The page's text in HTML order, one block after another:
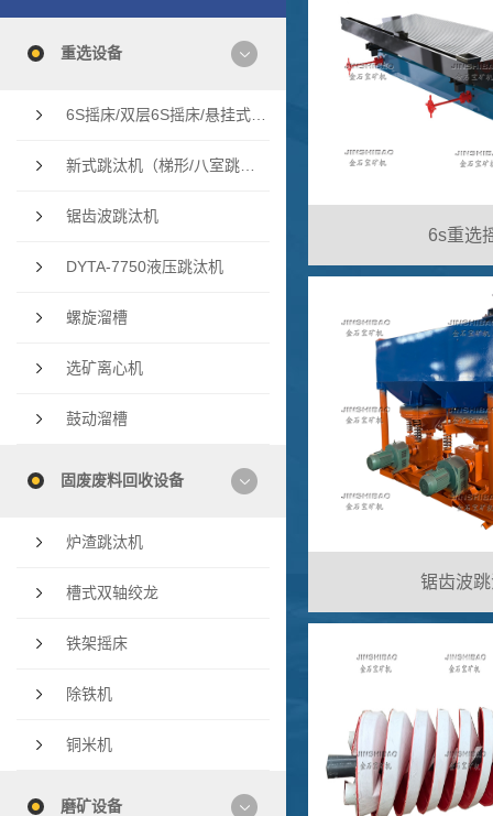
重选设备
锯齿波跳汰机
DYTA-7750液压跳汰机
螺旋溜槽
选矿离心机
鼓动溜槽
固废废料回收设备
炉渣跳汰机
槽式双轴绞龙
铁架摇床
除铁机
铜米机
磨矿设备
6s重选
锯齿波